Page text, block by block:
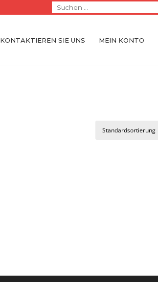
KONTAKTIEREN SIE UNS MEIN KONTO